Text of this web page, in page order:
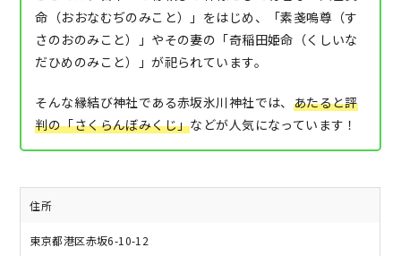
命（おおなむぢのみこと）」をはじめ、「素戔嗚尊（す
さのおのみこと）」やその妻の「奇稲田姫命（くしいな
だひめのみこと）」が祀られています。
そんな縁結び神社である赤坂氷川神社では、 あたると評
判の「さくらんぼみくじ」などが人気になっています！
住所
東京都港区赤坂6-10-12